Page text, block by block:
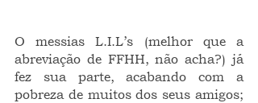
O messias L.I.L’s (melhor que a
abreviação de FFHH, não acha?) já
fez sua parte, acabando com a
pobreza de muitos dos seus amigos;